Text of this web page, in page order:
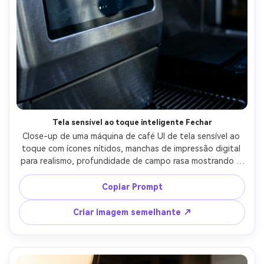
Tela sensível ao toque inteligente Fechar
Close-up de uma máquina de café UI de tela sensível ao
toque com ícones nítidos, manchas de impressão digital
para realismo, profundidade de campo rasa mostrando a
cabeça de cerveja atrás, iluminação moderna legal, tirada
em Nikon Z7 II, 105mm, f/3.2, micro-contraste nítido,
fotorealista-AR 4:5
Copiar Prompt
Criar imagem semelhante ↗